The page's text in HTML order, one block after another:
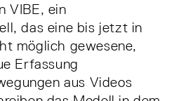
VIBE, ein
das eine bis jetzt in
möglich gewesene,
Erfassung
aus Videos